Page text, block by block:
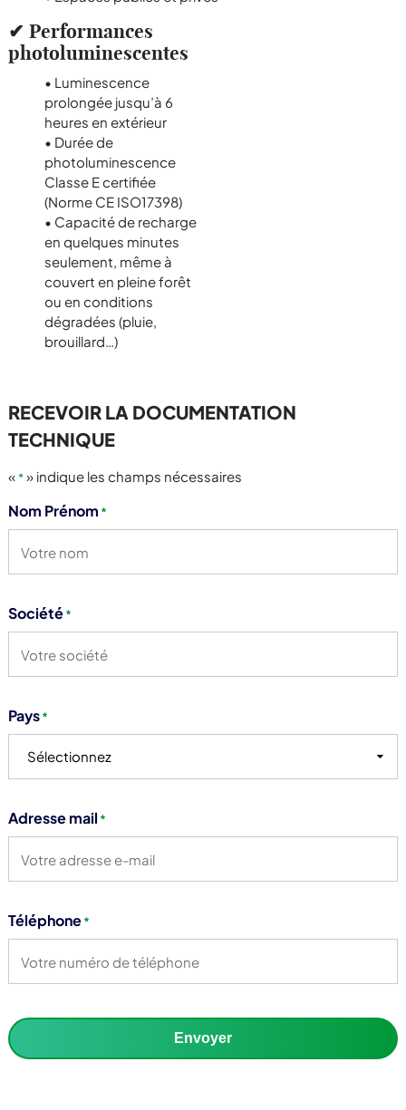
✔ Performances
photoluminescentes
• Luminescence
prolongée jusqu’à 6
heures en extérieur
• Durée de
photoluminescence
Classe E certifiée
(Norme CE ISO17398)
• Capacité de recharge
en quelques minutes
seulement, même à
couvert en pleine forêt
ou en conditions
dégradées (pluie,
brouillard…)
RECEVOIR LA DOCUMENTATION
TECHNIQUE
«*» indique les champs nécessaires
Nom Prénom *
Société*
Pays*
Sélectionnez
Adresse mail *
Téléphone*
Envoyer